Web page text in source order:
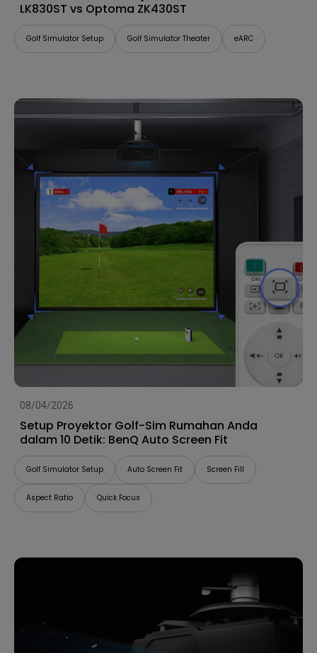
LK830ST vs Optoma ZK430ST
Golf Simulator Setup Golf Simulator Theater eARC
08/04/2026
Setup Proyektor Golf-Sim Rumahan Anda
dalam 10 Detik: BenQ Auto Screen Fit
Golf Simulator Setup Auto Screen Fit Screen Fill
Aspect Ratio Quick Focus